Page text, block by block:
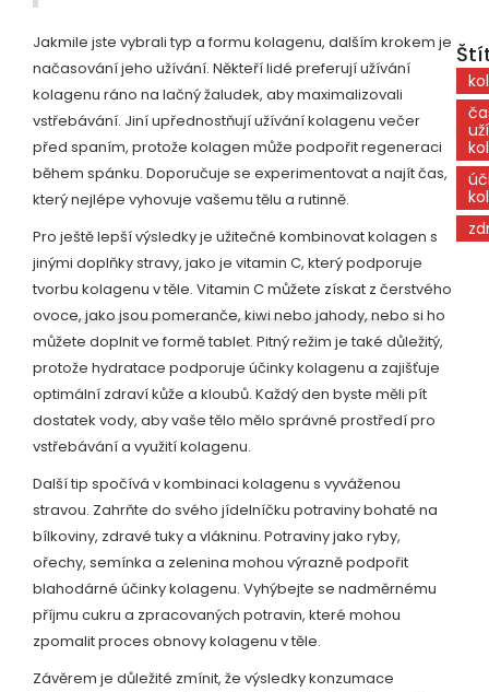
Jakmile jste vybrali typ a formu kolagenu, dalším krokem je
načasování jeho užívání. Někteří lidé preferují užívání
kolagenu ráno na lačný žaludek, aby maximalizovali
vstřebávání. Jiní upřednostňují užívání kolagenu večer
před spaním, protože kolagen může podpořit regeneraci
během spánku. Doporučuje se experimentovat a najít čas,
který nejlépe vyhovuje vašemu tělu a rutinně.
Pro ještě lepší výsledky je užitečné kombinovat kolagen s
jinými doplňky stravy, jako je vitamin C, který podporuje
tvorbu kolagenu v těle. Vitamin C můžete získat z čerstvého
ovoce, jako jsou pomeranče, kiwi nebo jahody, nebo si ho
můžete doplnit ve formě tablet. Pitný režim je také důležitý,
protože hydratace podporuje účinky kolagenu a zajišťuje
optimální zdraví kůže a kloubů. Každý den byste měli pít
dostatek vody, aby vaše tělo mělo správné prostředí pro
vstřebávání a využití kolagenu.
Další tip spočívá v kombinaci kolagenu s vyváženou
stravou. Zahrňte do svého jídelníčku potraviny bohaté na
bílkoviny, zdravé tuky a vlákninu. Potraviny jako ryby,
ořechy, semínka a zelenina mohou výrazně podpořit
blahodárné účinky kolagenu. Vyhýbejte se nadměrnému
příjmu cukru a zpracovaných potravin, které mohou
zpomalit proces obnovy kolagenu v těle.
Závěrem je důležité zmínit, že výsledky konzumace